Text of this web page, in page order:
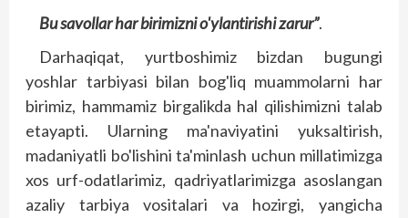
Bu savollar har birimizni o'ylantirishi zarur”.
Darhaqiqat, yurtboshimiz bizdan bugungi
yoshlar tarbiyasi bilan bog'liq muammolarni har
birimiz, hammamiz birgalikda hal qilishimizni talab
etayapti. Ularning ma'naviyatini yuksaltirish,
madaniyatli bo'lishini ta'minlash uchun millatimizga
xos urf-odatlarimiz, qadriyatlarimizga asoslangan
azaliy tarbiya vositalari va hozirgi, yangicha